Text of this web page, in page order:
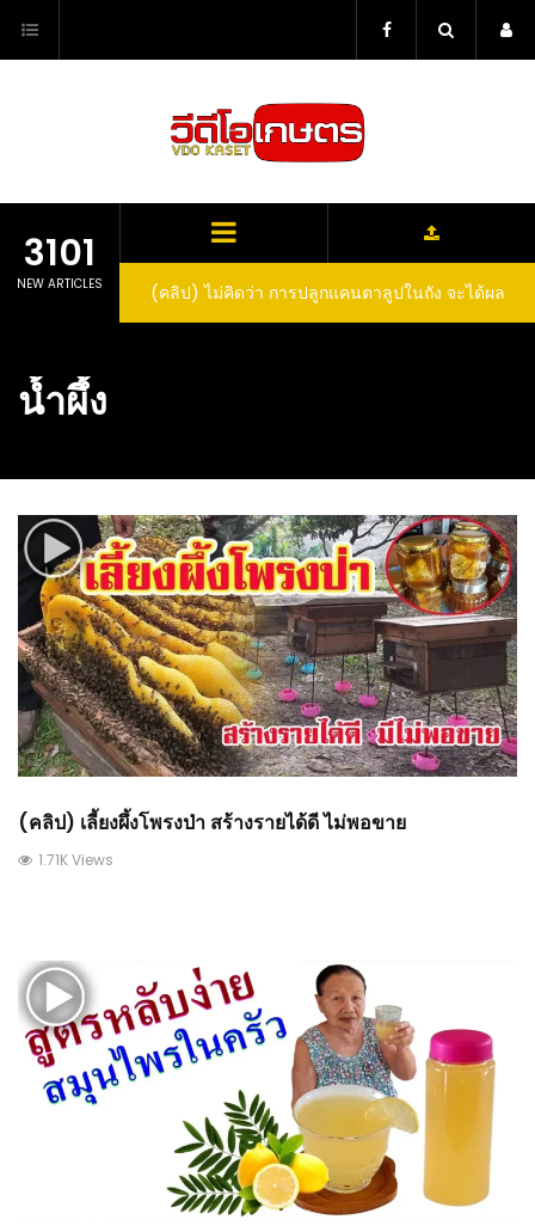
content
3101
NEW ARTICLES
(คลิป) ไม่คิดว่า การปลูกแคนตาลูปในถัง จะได้ผล
ลูกโตและหวานขนาดนี้ I didn’t expect that
(คลิป) วิธีทำไวน์สับปะรด Pineapple Wine
น้ำผึ้ง
(คลิป) เลี้ยงผึ้งโพรงป่า สร้างรายได้ดี ไม่พอขาย
1.71K Views